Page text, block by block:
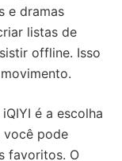
e dramas
listas de
offline. Isso
é a escolha
você pode
favoritos. O